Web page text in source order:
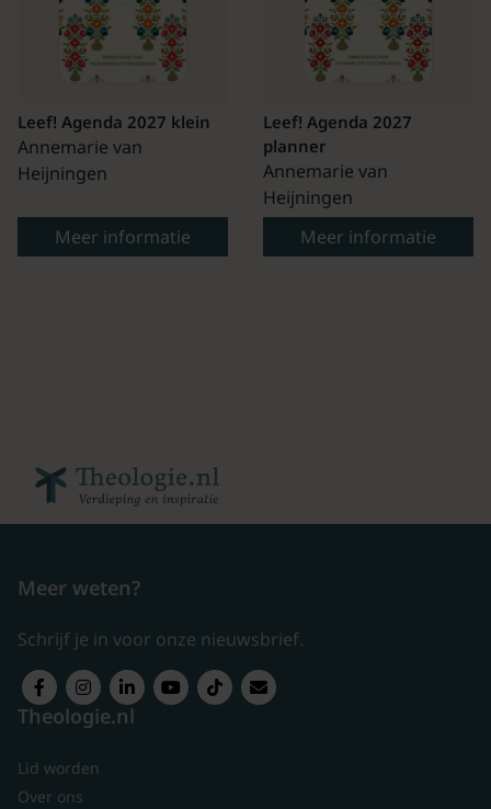
Leef! Agenda 2027 klein
Annemarie van
Heijningen
Meer informatie
Leef! Agenda 2027
planner
Annemarie van
Heijningen
Meer informatie
Meer weten?
Schrijf je in voor onze nieuwsbrief.
Theologie.nl
Lid worden
Over ons